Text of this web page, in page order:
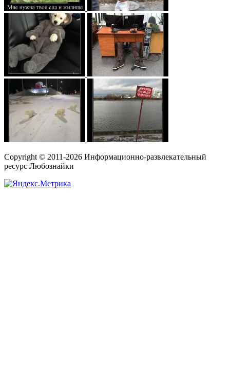
Copyright © 2011-2026 Информационно-развлекательный
ресурс Любознайки